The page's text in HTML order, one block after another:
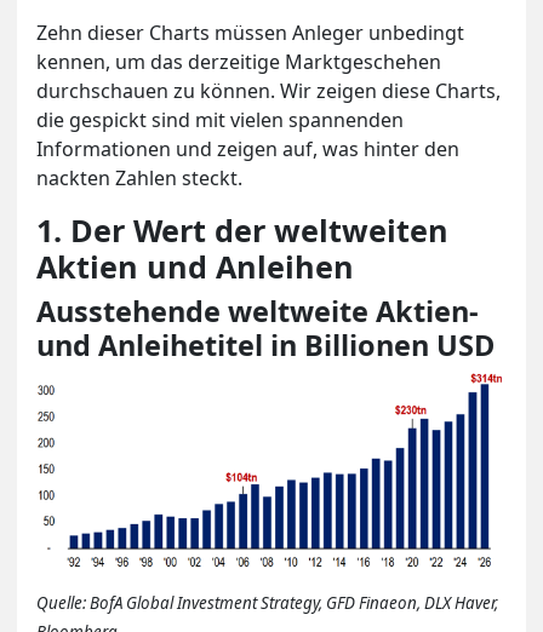
Zehn dieser Charts müssen Anleger unbedingt
kennen, um das derzeitige Marktgeschehen
durchschauen zu können. Wir zeigen diese Charts,
die gespickt sind mit vielen spannenden
Informationen und zeigen auf, was hinter den
nackten Zahlen steckt.
1. Der Wert der weltweiten
Aktien und Anleihen
Ausstehende weltweite Aktien-
und Anleihetitel in Billionen USD
Quelle: BofA Global Investment Strategy, GFD Finaeon, DLX Haver,